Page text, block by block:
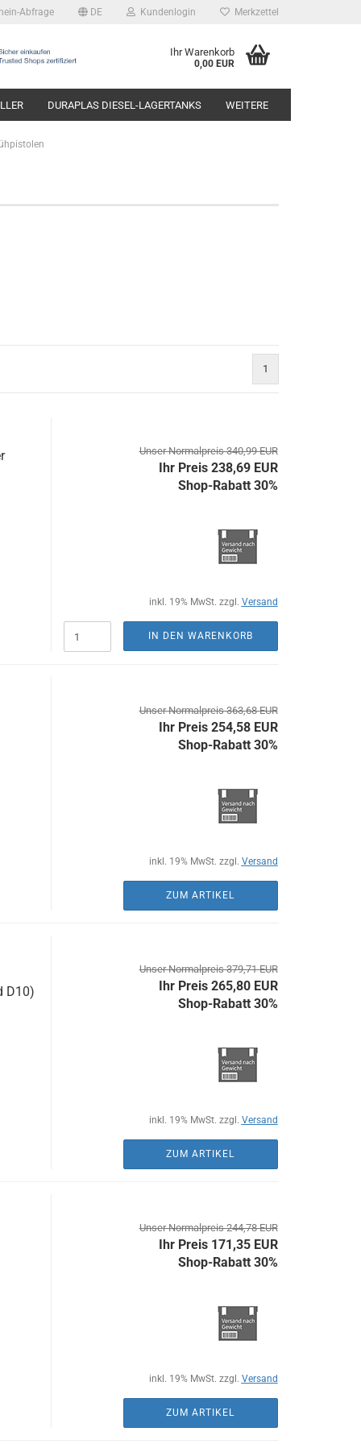
Abfrage DE Kundenlogin Merkzettel
Ihr Warenkorb
0,00 EUR
DURAPLAS DIESEL-LAGERTANKS WEITERE
1
Unser Normalpreis 340,99 EUR
Ihr Preis 238,69 EUR
Shop-Rabatt 30%
inkl. 19% MwSt. zzgl. Versand
IN DEN WARENKORB
Unser Normalpreis 363,68 EUR
Ihr Preis 254,58 EUR
Shop-Rabatt 30%
inkl. 19% MwSt. zzgl. Versand
ZUM ARTIKEL
D10)
Unser Normalpreis 379,71 EUR
Ihr Preis 265,80 EUR
Shop-Rabatt 30%
inkl. 19% MwSt. zzgl. Versand
ZUM ARTIKEL
Unser Normalpreis 244,78 EUR
Ihr Preis 171,35 EUR
Shop-Rabatt 30%
inkl. 19% MwSt. zzgl. Versand
ZUM ARTIKEL